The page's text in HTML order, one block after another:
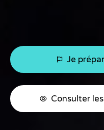
Je
Consulter